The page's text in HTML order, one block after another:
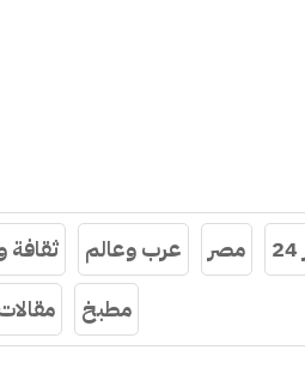
مصر عرب وعالم
مطبخ